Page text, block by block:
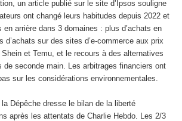
un article publié sur le site d’Ipsos souligne
ont changé leurs habitudes depuis 2022 et
en arrière dans 3 domaines : plus d’achats en
d’achats sur des sites d’e-commerce aux prix
et Temu, et le recours à des alternatives
de seconde main. Les arbitrages financiers ont
sur les considérations environnementales.
Dépêche dresse le bilan de la liberté
après les attentats de Charlie Hebdo. Les 2/3